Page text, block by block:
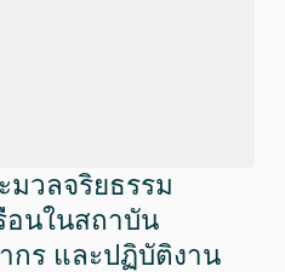
มวลจริยธรรม
อนในสถาบัน
กร และปฏิบัติงาน